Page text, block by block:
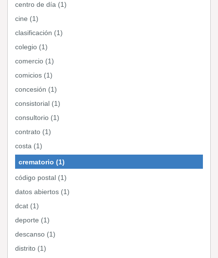
centro de día (1)
cine (1)
clasificación (1)
colegio (1)
comercio (1)
comicios (1)
concesión (1)
consistorial (1)
consultorio (1)
contrato (1)
costa (1)
crematorio (1)
código postal (1)
datos abiertos (1)
dcat (1)
deporte (1)
descanso (1)
distrito (1)